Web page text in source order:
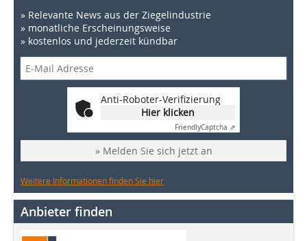
» Relevante News aus der Ziegelindustrie
» monatliche Erscheinungsweise
» kostenlos und jederzeit kündbar
Anti-Roboter-Verifizierung
Hier klicken
FriendlyCaptcha ⇗
» Melden Sie sich jetzt an
Weitere Informationen finden Sie hier
Anbieter finden